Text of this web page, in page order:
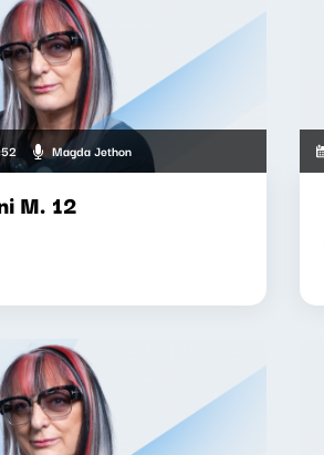
Magda Jethon
M. 12